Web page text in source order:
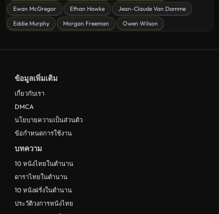
ดูหนังอนิเมชั่น Animation
ดูหนังไซไฟ Sci-Fi
ดูหนังญี่ปุ่น Japan
ดูหนังชีวประวัติ Biography
ดูหนังเกาหลีใต้ South Korea
ระทึกขวัญ
ตลก
ดูหนังจีน China
unknown
Ewan McGregor
Ethan Hawke
Jean-Claude Van Damme
Eddie Murphy
Morgan Freeman Owen Wilson
ข้อมูลเพิ่มเติม
เกี่ยวกับเรา
DMCA
นโยบายความเป็นส่วนตัว
ข้อกำหนดการใช้งาน
บทความ
10 หนังไทยในตำนาน
ดาราไทยในตำนาน
10 หนังฝรั่งในตำนาน
ประวัติวงการหนังไทย